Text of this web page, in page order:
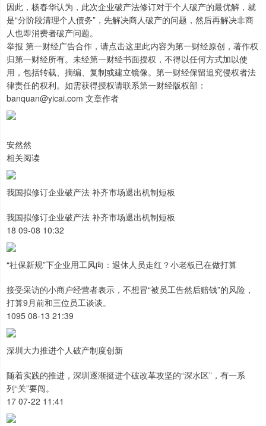
因此，杨春华认为，此次企业破产法修订对于个人破产的最优解，就
是“分阶段清理个人债务”，先解决商人破产的问题，然后再解决非商
人也即消费者破产问题。
举报 第一财经广告合作，请点击这里此内容为第一财经原创，著作权
归第一财经所有。未经第一财经书面授权，不得以任何方式加以使
用，包括转载、摘编、复制或建立镜像。第一财经保留追究侵权者法
律责任的权利。如需获得授权请联系第一财经版权部：
banquan@yicai.com 文章作者
安然然
相关阅读
我国拟修订企业破产法 补齐市场退出机制短板
我国拟修订企业破产法 补齐市场退出机制短板
18 09-08 10:32
“社保新规”下企业用工风向：退休人员走红？小老板已在做打算
接受采访的小商户经营者表示，不想冒“被员工告然后赔钱”的风险，
打算9月前和三位员工谈谈。
1095 08-13 21:39
深圳大力推进个人破产制度创新
随着实践的推进，深圳逐渐挺进个破改革攻坚的“深水区”，有一系
列“关”要闯。
17 07-22 11:41